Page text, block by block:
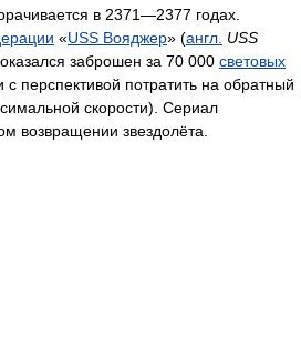
в 2371—2377 годах.
«USS Вояджер» (англ. USS
заброшен за 70 000 световых
перспективой потратить на обратный
скорости). Сериал
возвращении звездолёта.